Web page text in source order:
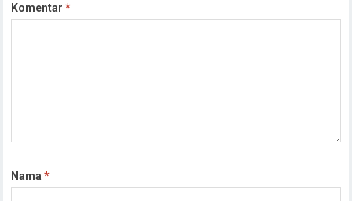
Komentar*
Nama*